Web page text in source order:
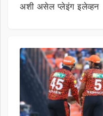
अशी असेल प्लेइंग इलेव्हन